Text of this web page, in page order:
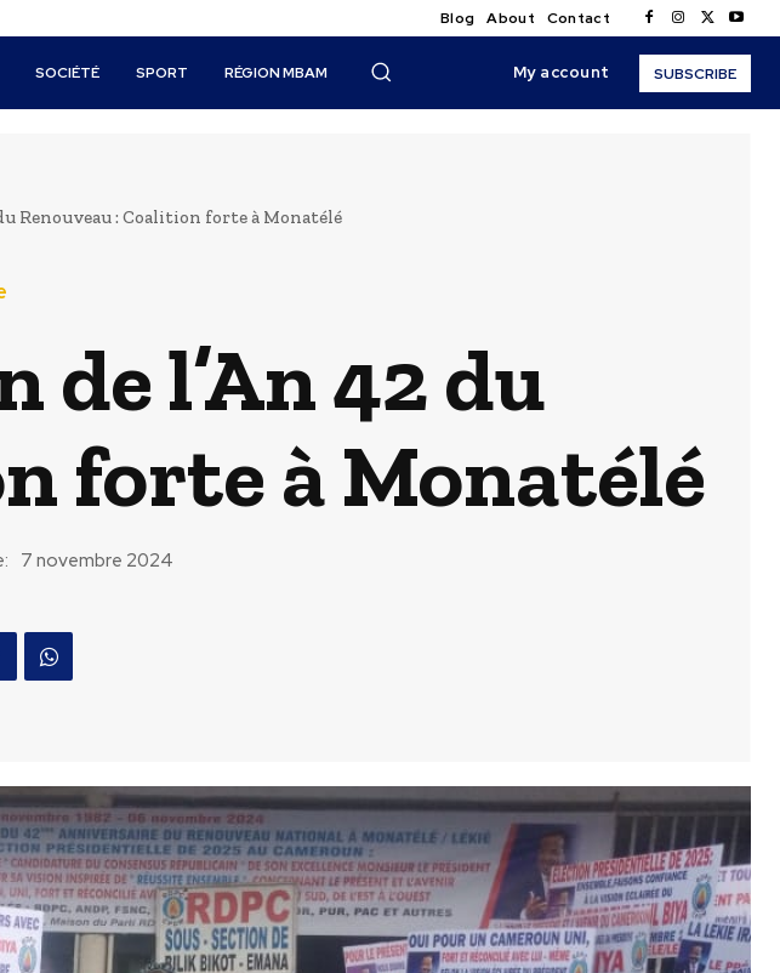
Blog About Contact
SOCIÉTÉ SPORT RÉGION MBAM My account SUBSCRIBE
Renouveau : Coalition forte à Monatélé
l’An 42 du
forte à Monatélé
7 novembre 2024